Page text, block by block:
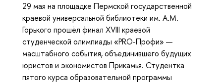
29 мая на площадке Пермской государственной
краевой универсальной библиотеки им. А.М.
Горького прошёл финал XVIII краевой
студенческой олимпиады «PRO-Профи» —
масштабного события, объединившего будущих
юристов и экономистов Прикамья. Студентка
пятого курса образовательной программы